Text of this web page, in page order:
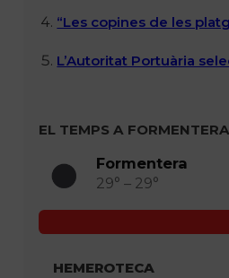
“Les copines de les
L’Autoritat Portuària
EL TEMPS A FORMENTERA
Formentera
29° – 29°
HEMEROTECA